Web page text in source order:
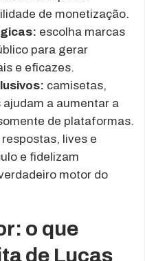
de monetização.
escolha marcas
para gerar
e eficazes.
camisetas,
a aumentar a
de plataformas.
respostas, lives e
e fidelizam
motor do
o que
de Lucas